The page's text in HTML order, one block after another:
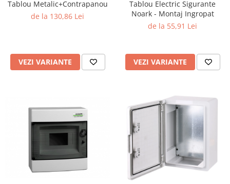
Tablou Metalic+Contrapanou
de la 130,86 Lei
VEZI VARIANTE
Tablou Electric Sigurante
Noark - Montaj Ingropat
de la 55,91 Lei
VEZI VARIANTE